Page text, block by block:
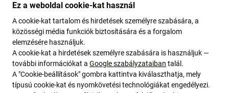
Minőség: Utángyártott - Az Aftermarket néven értékesített
alkatrész ugyanazon szabványok, specifikációk és
anyagok szerint készül, mint az eredeti. Ez az eredeti
másolata, és az utángyártott alkatrész (ritka esetekben)
minimális eltéréseket mutathat a funkcionalitásban, a
minőségben vagy a megjelenésben. Ha többet szeretne
megtudni a minőségről, olvassa el blogunkat, ahol
Ez a weboldal cookie-kat használ
A cookie-kat tartalom és hirdetések személyre szabására, a
közösségi média funkciók biztosítására és a forgalom
elemzésére használjuk.
A cookie-kat a hirdetések személyre szabására is használjuk —
további információkat a Google szabályzataiban talál.
A "Cookie-beállítások" gombra kattintva kiválaszthatja, mely
típusú cookie-kat és nyomkövetési technológiákat engedélyezi.